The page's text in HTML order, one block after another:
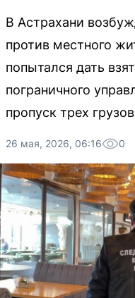
В Астрахани
против местного
попытался дать
пограничного
пропуск трех
26 мая, 2026, 06:16 0